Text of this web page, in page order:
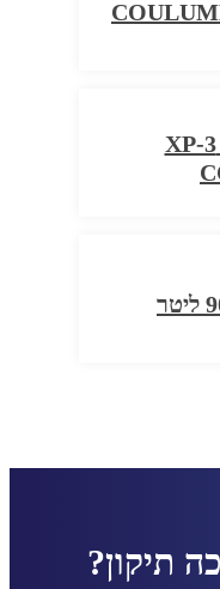
שואב אבק חובט XP-3
תיקון?